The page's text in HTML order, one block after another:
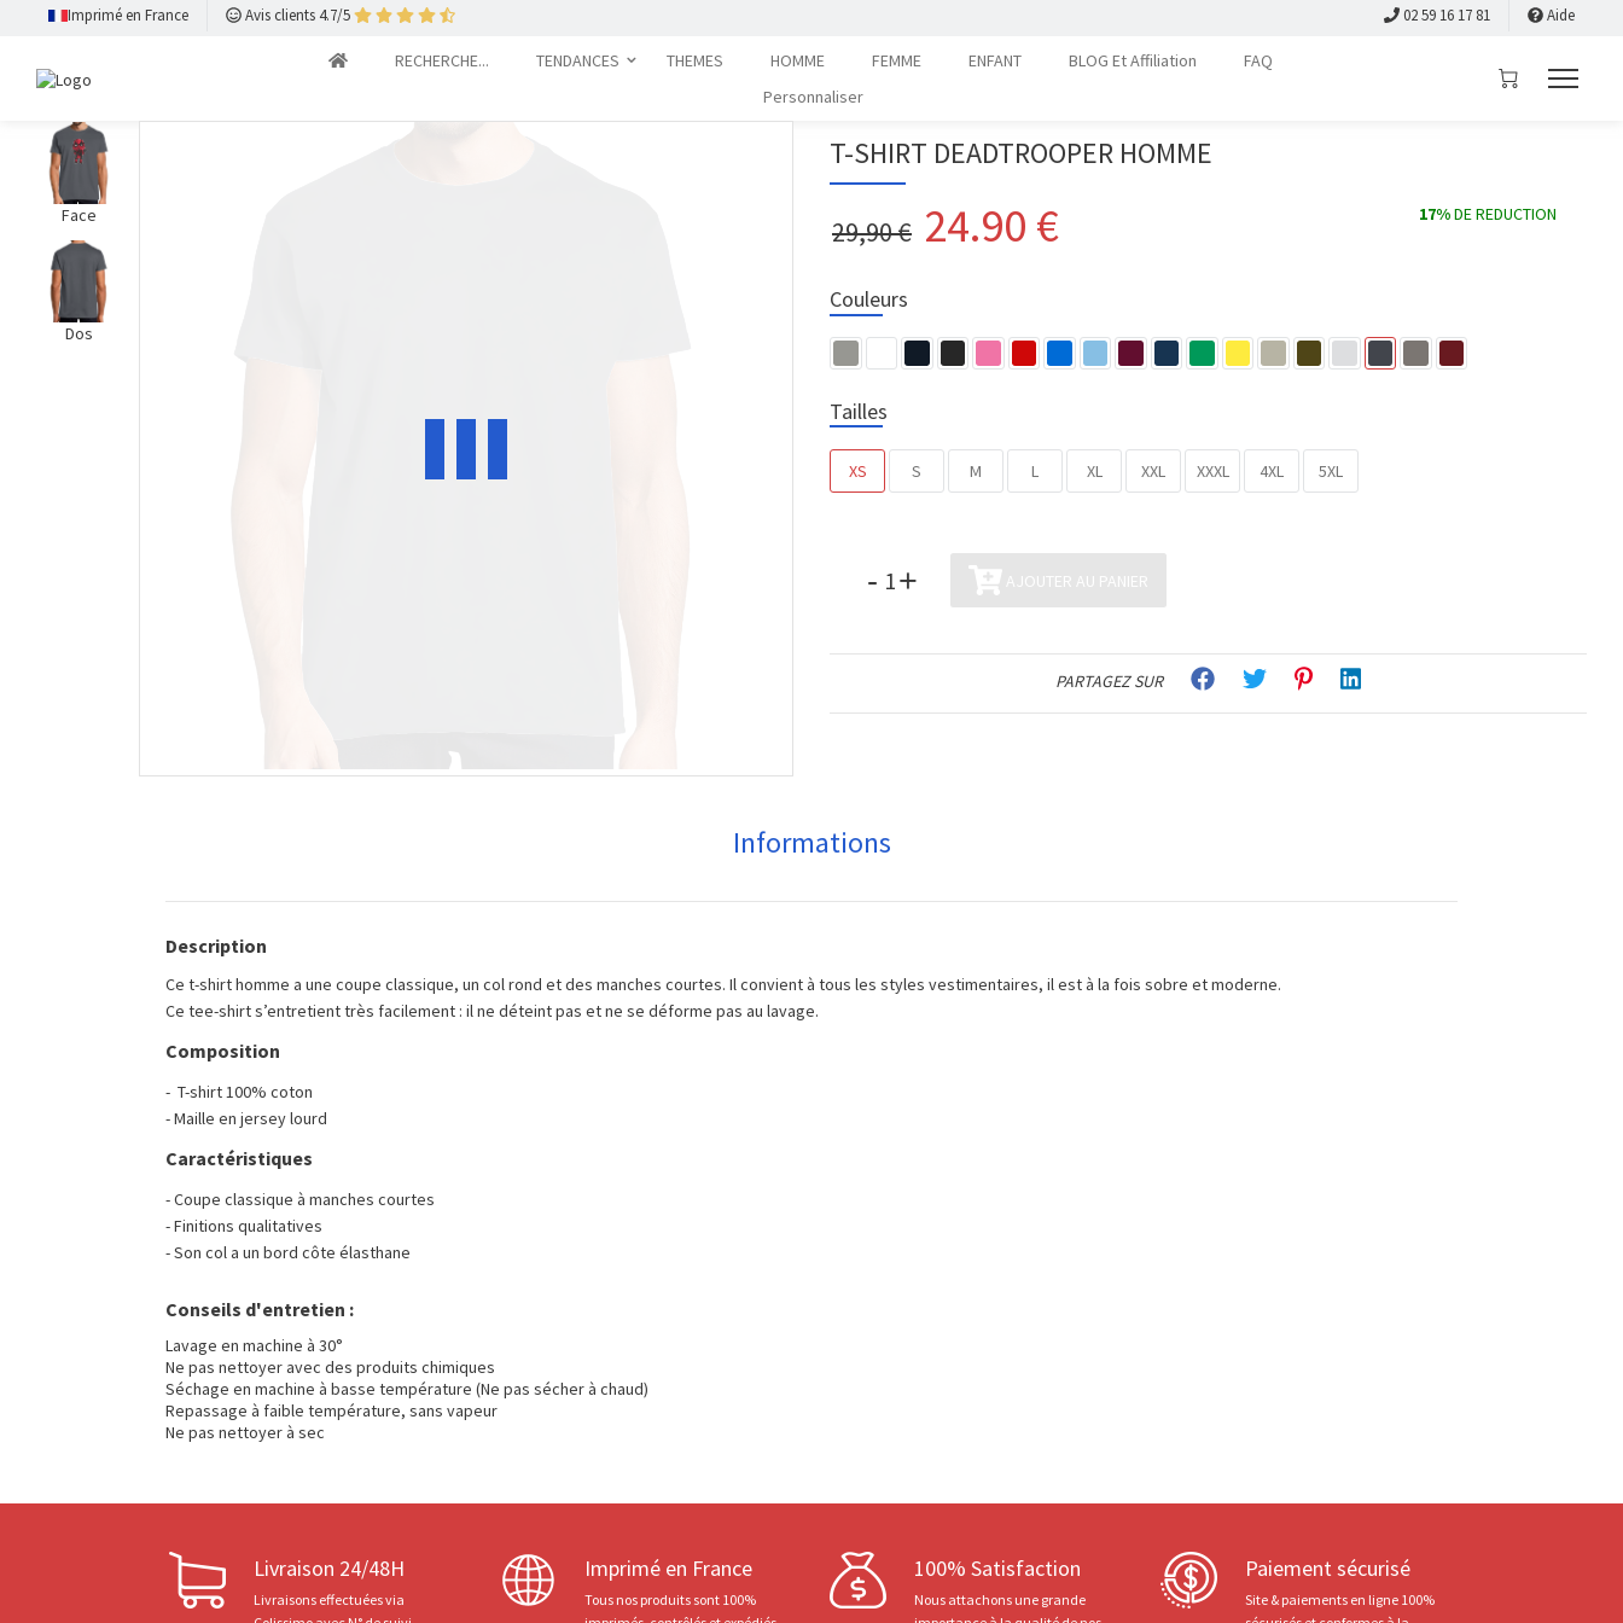
Imprimé en France Avis clients 4.7/5 02 59 16 17 81 Aide
RECHERCHE... TENDANCES THEMES HOMME FEMME ENFANT BLOG Et Affiliation
FAQ
Personnaliser
Face
Dos
T-SHIRT DEADTROOPER HOMME
29,90 € 24.90 € 17%DE REDUCTION
Couleurs
Tailles
XS S M L XL XXL XXXL 4XL 5XL
- + AJOUTER AU PANIER
PARTAGEZ SUR
Informations
Description
Ce t-shirt homme a une coupe classique, un col rond et des manches courtes. Il convient à tous les styles vestimentaires, il est à la fois sobre et moderne.
Ce tee-shirt s’entretient très facilement : il ne déteint pas et ne se déforme pas au lavage.
Composition
- T-shirt 100% coton
- Maille en jersey lourd
Caractéristiques
- Coupe classique à manches courtes
- Finitions qualitatives
- Son col a un bord côte élasthane
Conseils d'entretien :
Lavage en machine à 30°
Ne pas nettoyer avec des produits chimiques
Séchage en machine à basse température (Ne pas sécher à chaud)
Repassage à faible température, sans vapeur
Ne pas nettoyer à sec
Livraison 24/48H
Livraisons effectuées via
Imprimé en France
Tous nos produits sont 100%
100% Satisfaction
Nous attachons une grande
Paiement sécurisé
Site & paiements en ligne 100%